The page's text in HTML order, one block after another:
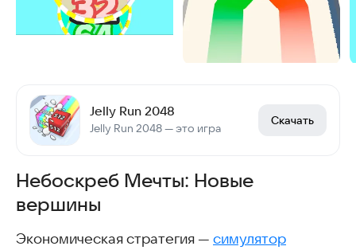
Jelly Run 2048
Jelly Run 2048 — это игра
Скачать
Небоскреб Мечты: Новые
вершины
Экономическая стратегия — симулятор